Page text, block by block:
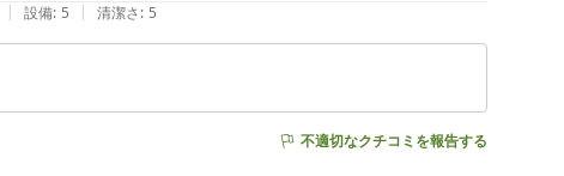
| 設備: 5 | 清潔さ: 5
不適切なクチコミを報告する